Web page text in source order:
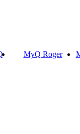
MyQ Roger